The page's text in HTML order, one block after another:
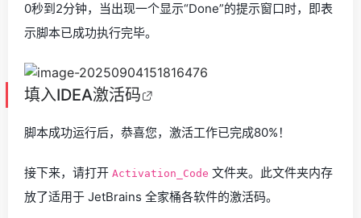
0秒到2分钟，当出现一个显示“Done”的提示窗口时，即表
示脚本已成功执行完毕。
填入IDEA激活码
脚本成功运行后，恭喜您，激活工作已完成80%！
接下来，请打开 Activation_Code 文件夹。此文件夹内存
放了适用于 JetBrains 全家桶各软件的激活码。